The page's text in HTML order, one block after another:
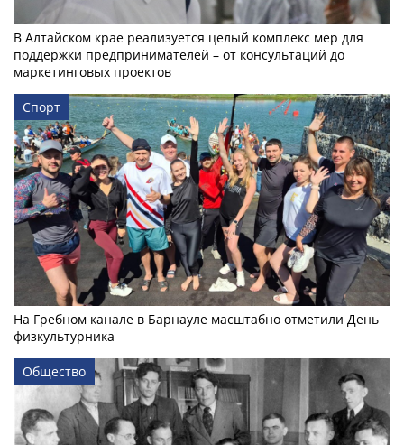
В Алтайском крае реализуется целый комплекс мер для
поддержки предпринимателей – от консультаций до
маркетинговых проектов
Спорт
На Гребном канале в Барнауле масштабно отметили День
физкультурника
Общество